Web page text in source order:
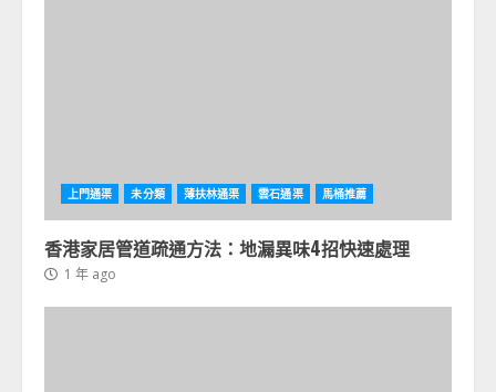
上門通渠 未分類 薄扶林通渠 雲石通渠 馬桶推薦
香港家居管道疏通方法：地漏異味4招快速處理
1 年 ago